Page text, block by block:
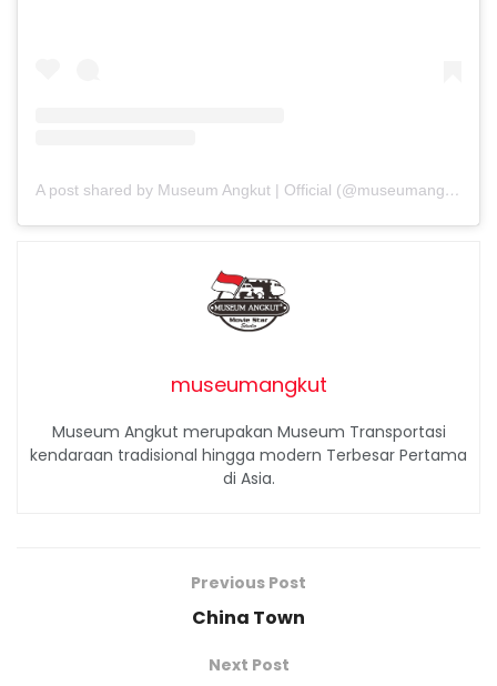
A post shared by Museum Angkut | Official (@museumangkut)
museumangkut
Museum Angkut merupakan Museum Transportasi
kendaraan tradisional hingga modern Terbesar Pertama
di Asia.
Previous Post
China Town
Next Post